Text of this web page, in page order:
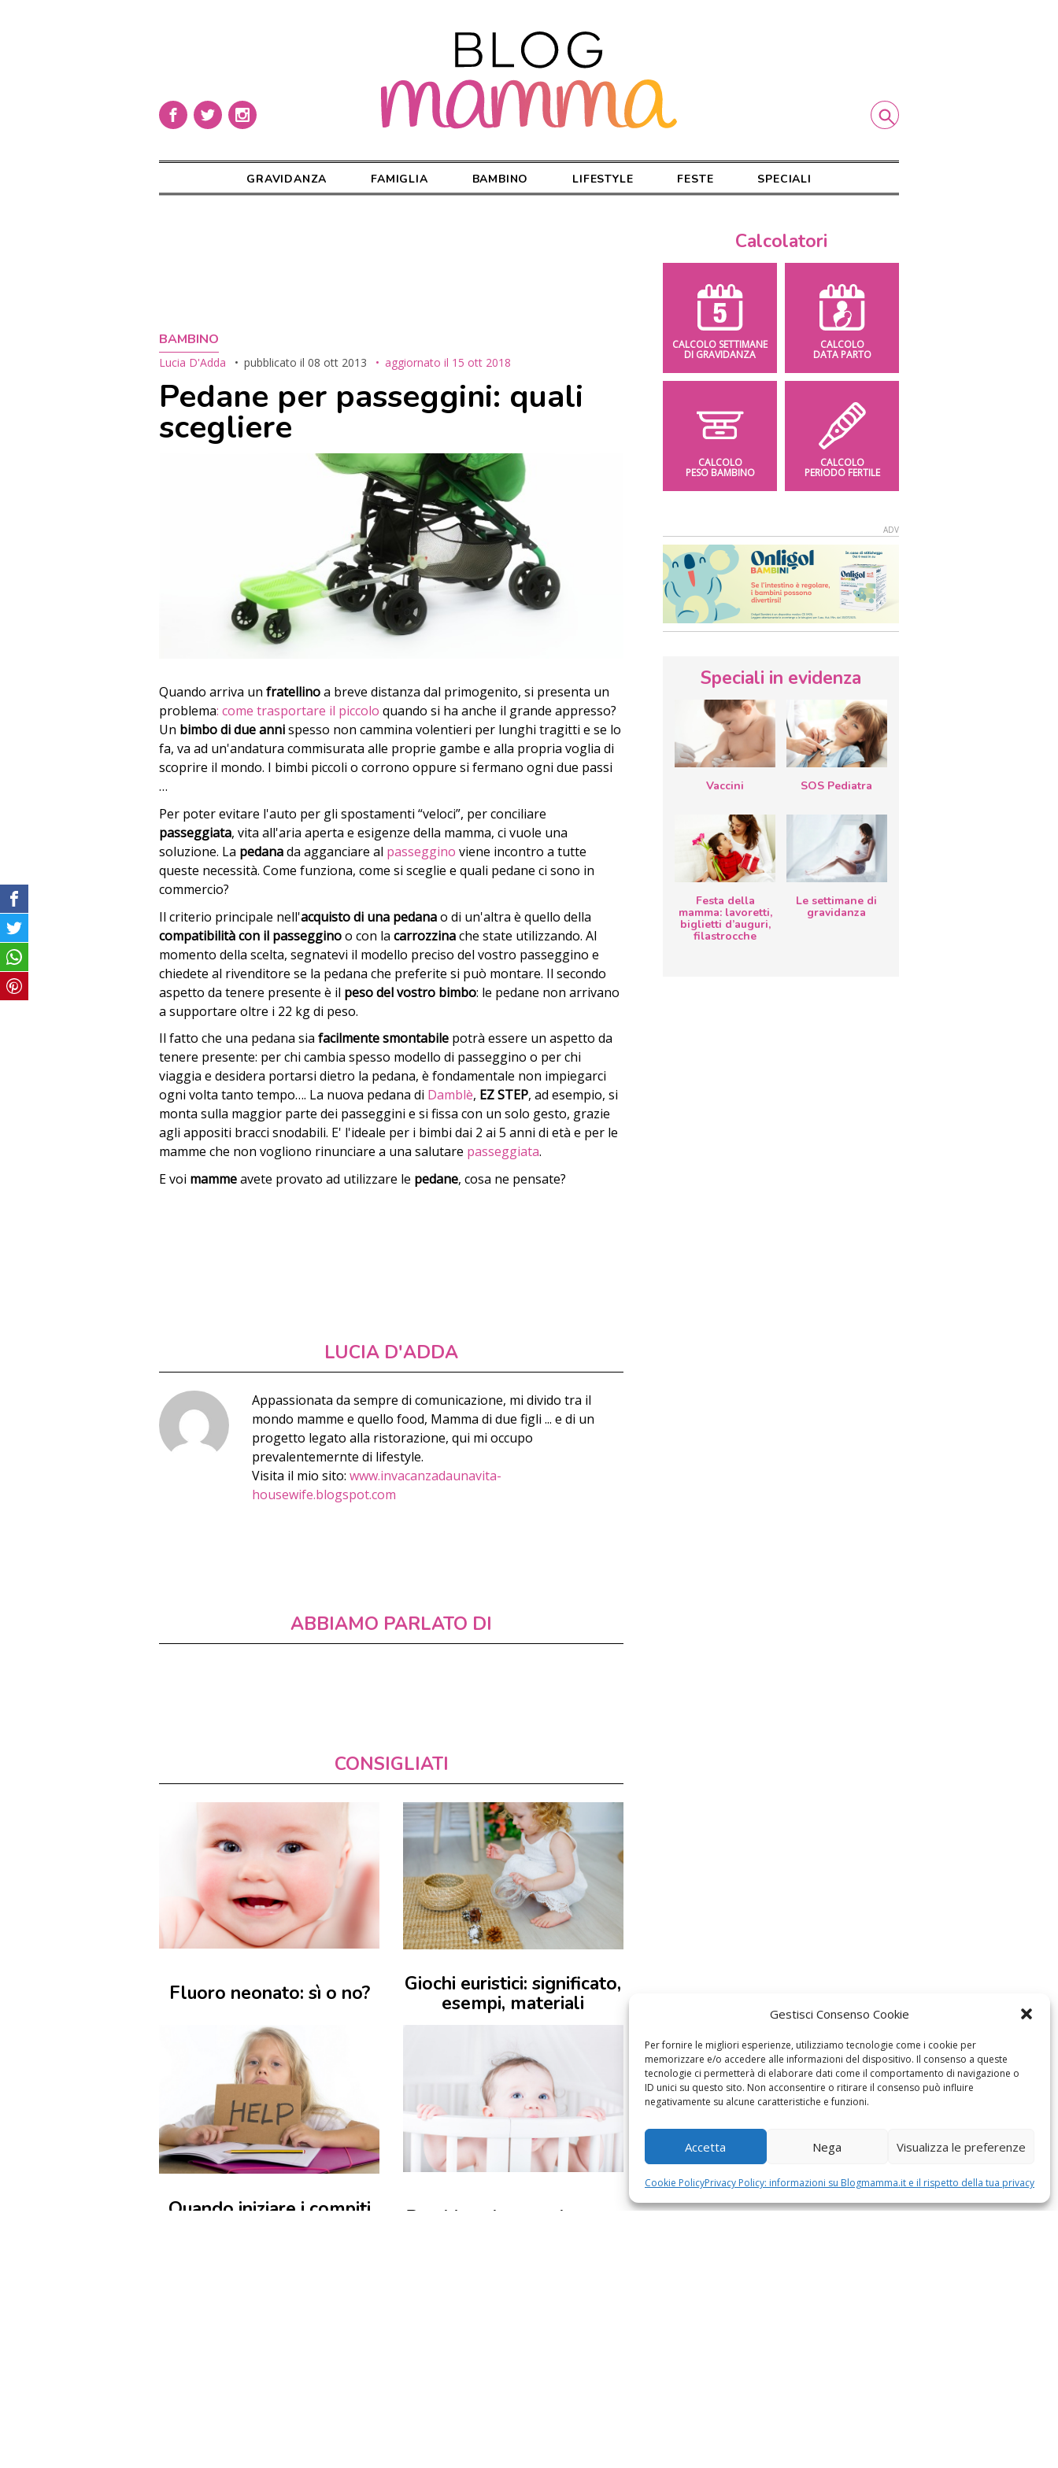
Gestisci Consenso Cookie
Per fornire le migliori esperienze, utilizziamo tecnologie come i cookie per
memorizzare e/o accedere alle informazioni del dispositivo. Il consenso a queste
tecnologie ci permetterà di elaborare dati come il comportamento di navigazione o
ID unici su questo sito. Non acconsentire o ritirare il consenso può influire
negativamente su alcune caratteristiche e funzioni.
Accetta Nega Visualizza le preferenze
Cookie PolicyPrivacy Policy: informazioni su Blogmamma.it e il rispetto della tua privacy
GRAVIDANZA FAMIGLIA BAMBINO LIFESTYLE FESTE SPECIALI
BAMBINO
Lucia D'Adda pubblicato il 08 ott 2013 aggiornato il 15 ott 2018
Pedane per passeggini: quali
scegliere
Quando arriva un fratellinoa breve distanza dal primogenito, si presenta un
problema: come trasportare il piccolo quando si ha anche il grande appresso?
Un bimbo di due annispesso non cammina volentieri per lunghi tragitti e se lo
fa, va ad un'andatura commisurata alle proprie gambe e alla propria voglia di
scoprire il mondo. I bimbi piccoli o corrono oppure si fermano ogni due passi
…
Per poter evitare l'auto per gli spostamenti “veloci”, per conciliare
passeggiata, vita all'aria aperta e esigenze della mamma, ci vuole una
soluzione. La pedanada agganciare al passeggino viene incontro a tutte
queste necessità. Come funziona, come si sceglie e quali pedane ci sono in
commercio?
Il criterio principale nell'acquisto di una pedanao di un'altra è quello della
compatibilità con il passegginoo con la carrozzinache state utilizzando. Al
momento della scelta, segnatevi il modello preciso del vostro passeggino e
chiedete al rivenditore se la pedana che preferite si può montare. Il secondo
aspetto da tenere presente è il peso del vostro bimbo: le pedane non arrivano
a supportare oltre i 22 kg di peso.
Il fatto che una pedana sia facilmente smontabile potrà essere un aspetto da
tenere presente: per chi cambia spesso modello di passeggino o per chi
viaggia e desidera portarsi dietro la pedana, è fondamentale non impiegarci
ogni volta tanto tempo…. La nuova pedana di Damblè, EZ STEP, ad esempio, si
monta sulla maggior parte dei passeggini e si fissa con un solo gesto, grazie
agli appositi bracci snodabili. E' l'ideale per i bimbi dai 2 ai 5 anni di età e per le
mamme che non vogliono rinunciare a una salutare passeggiata.
E voi mammeavete provato ad utilizzare le pedane, cosa ne pensate?
LUCIA D'ADDA
Appassionata da sempre di comunicazione, mi divido tra il
mondo mamme e quello food, Mamma di due figli ... e di un
progetto legato alla ristorazione, qui mi occupo
prevalentemernte di lifestyle.
Visita il mio sito: www.invacanzadaunavita-
housewife.blogspot.com
ABBIAMO PARLATO DI
CONSIGLIATI
Fluoro neonato: sì o no?
Giochi euristici: significato,
esempi, materiali
Quando iniziare i compiti
Bambino che morde: cosa
Calcolatori
CALCOLO SETTIMANE
DI GRAVIDANZA
CALCOLO
DATA PARTO
CALCOLO
PESO BAMBINO
CALCOLO
PERIODO FERTILE
Speciali in evidenza
Vaccini SOS Pediatra
Festa della
mamma: lavoretti,
biglietti d’auguri,
filastrocche
Le settimane di
gravidanza